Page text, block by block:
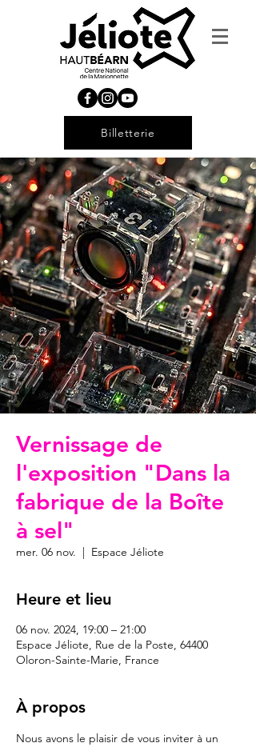
Billetterie
Vernissage de
l'exposition "Dans la
fabrique de la Boîte
à sel"
mer. 06 nov.
  |
Espace Jéliote
Heure et lieu
06 nov. 2024, 19:00 – 21:00
Espace Jéliote, Rue de la Poste, 64400
Oloron-Sainte-Marie, France
À propos
Nous avons le plaisir de vous inviter à un